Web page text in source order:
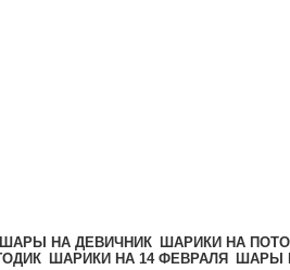
ШАРЫ НА ДЕВИЧНИК ШАРИКИ НА
ШАРИКИ НА 14 ФЕВРАЛЯ ШАРЫ